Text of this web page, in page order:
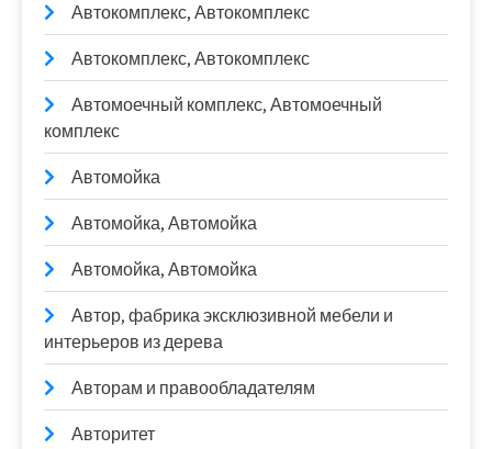
Автокомплекс, Автокомплекс
Автокомплекс, Автокомплекс
Автомоечный комплекс, Автомоечный
комплекс
Автомойка
Автомойка, Автомойка
Автомойка, Автомойка
Автор, фабрика эксклюзивной мебели и
интерьеров из дерева
Авторам и правообладателям
Авторитет